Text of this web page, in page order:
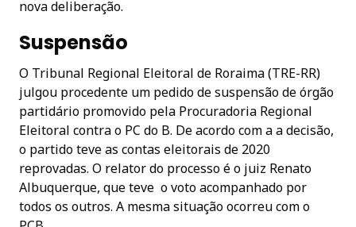
nova deliberação.
Suspensão
O Tribunal Regional Eleitoral de Roraima (TRE-RR)
julgou procedente um pedido de suspensão de órgão
partidário promovido pela Procuradoria Regional
Eleitoral contra o PC do B. De acordo com a a decisão,
o partido teve as contas eleitorais de 2020
reprovadas. O relator do processo é o juiz Renato
Albuquerque, que teve o voto acompanhado por
todos os outros. A mesma situação ocorreu com o